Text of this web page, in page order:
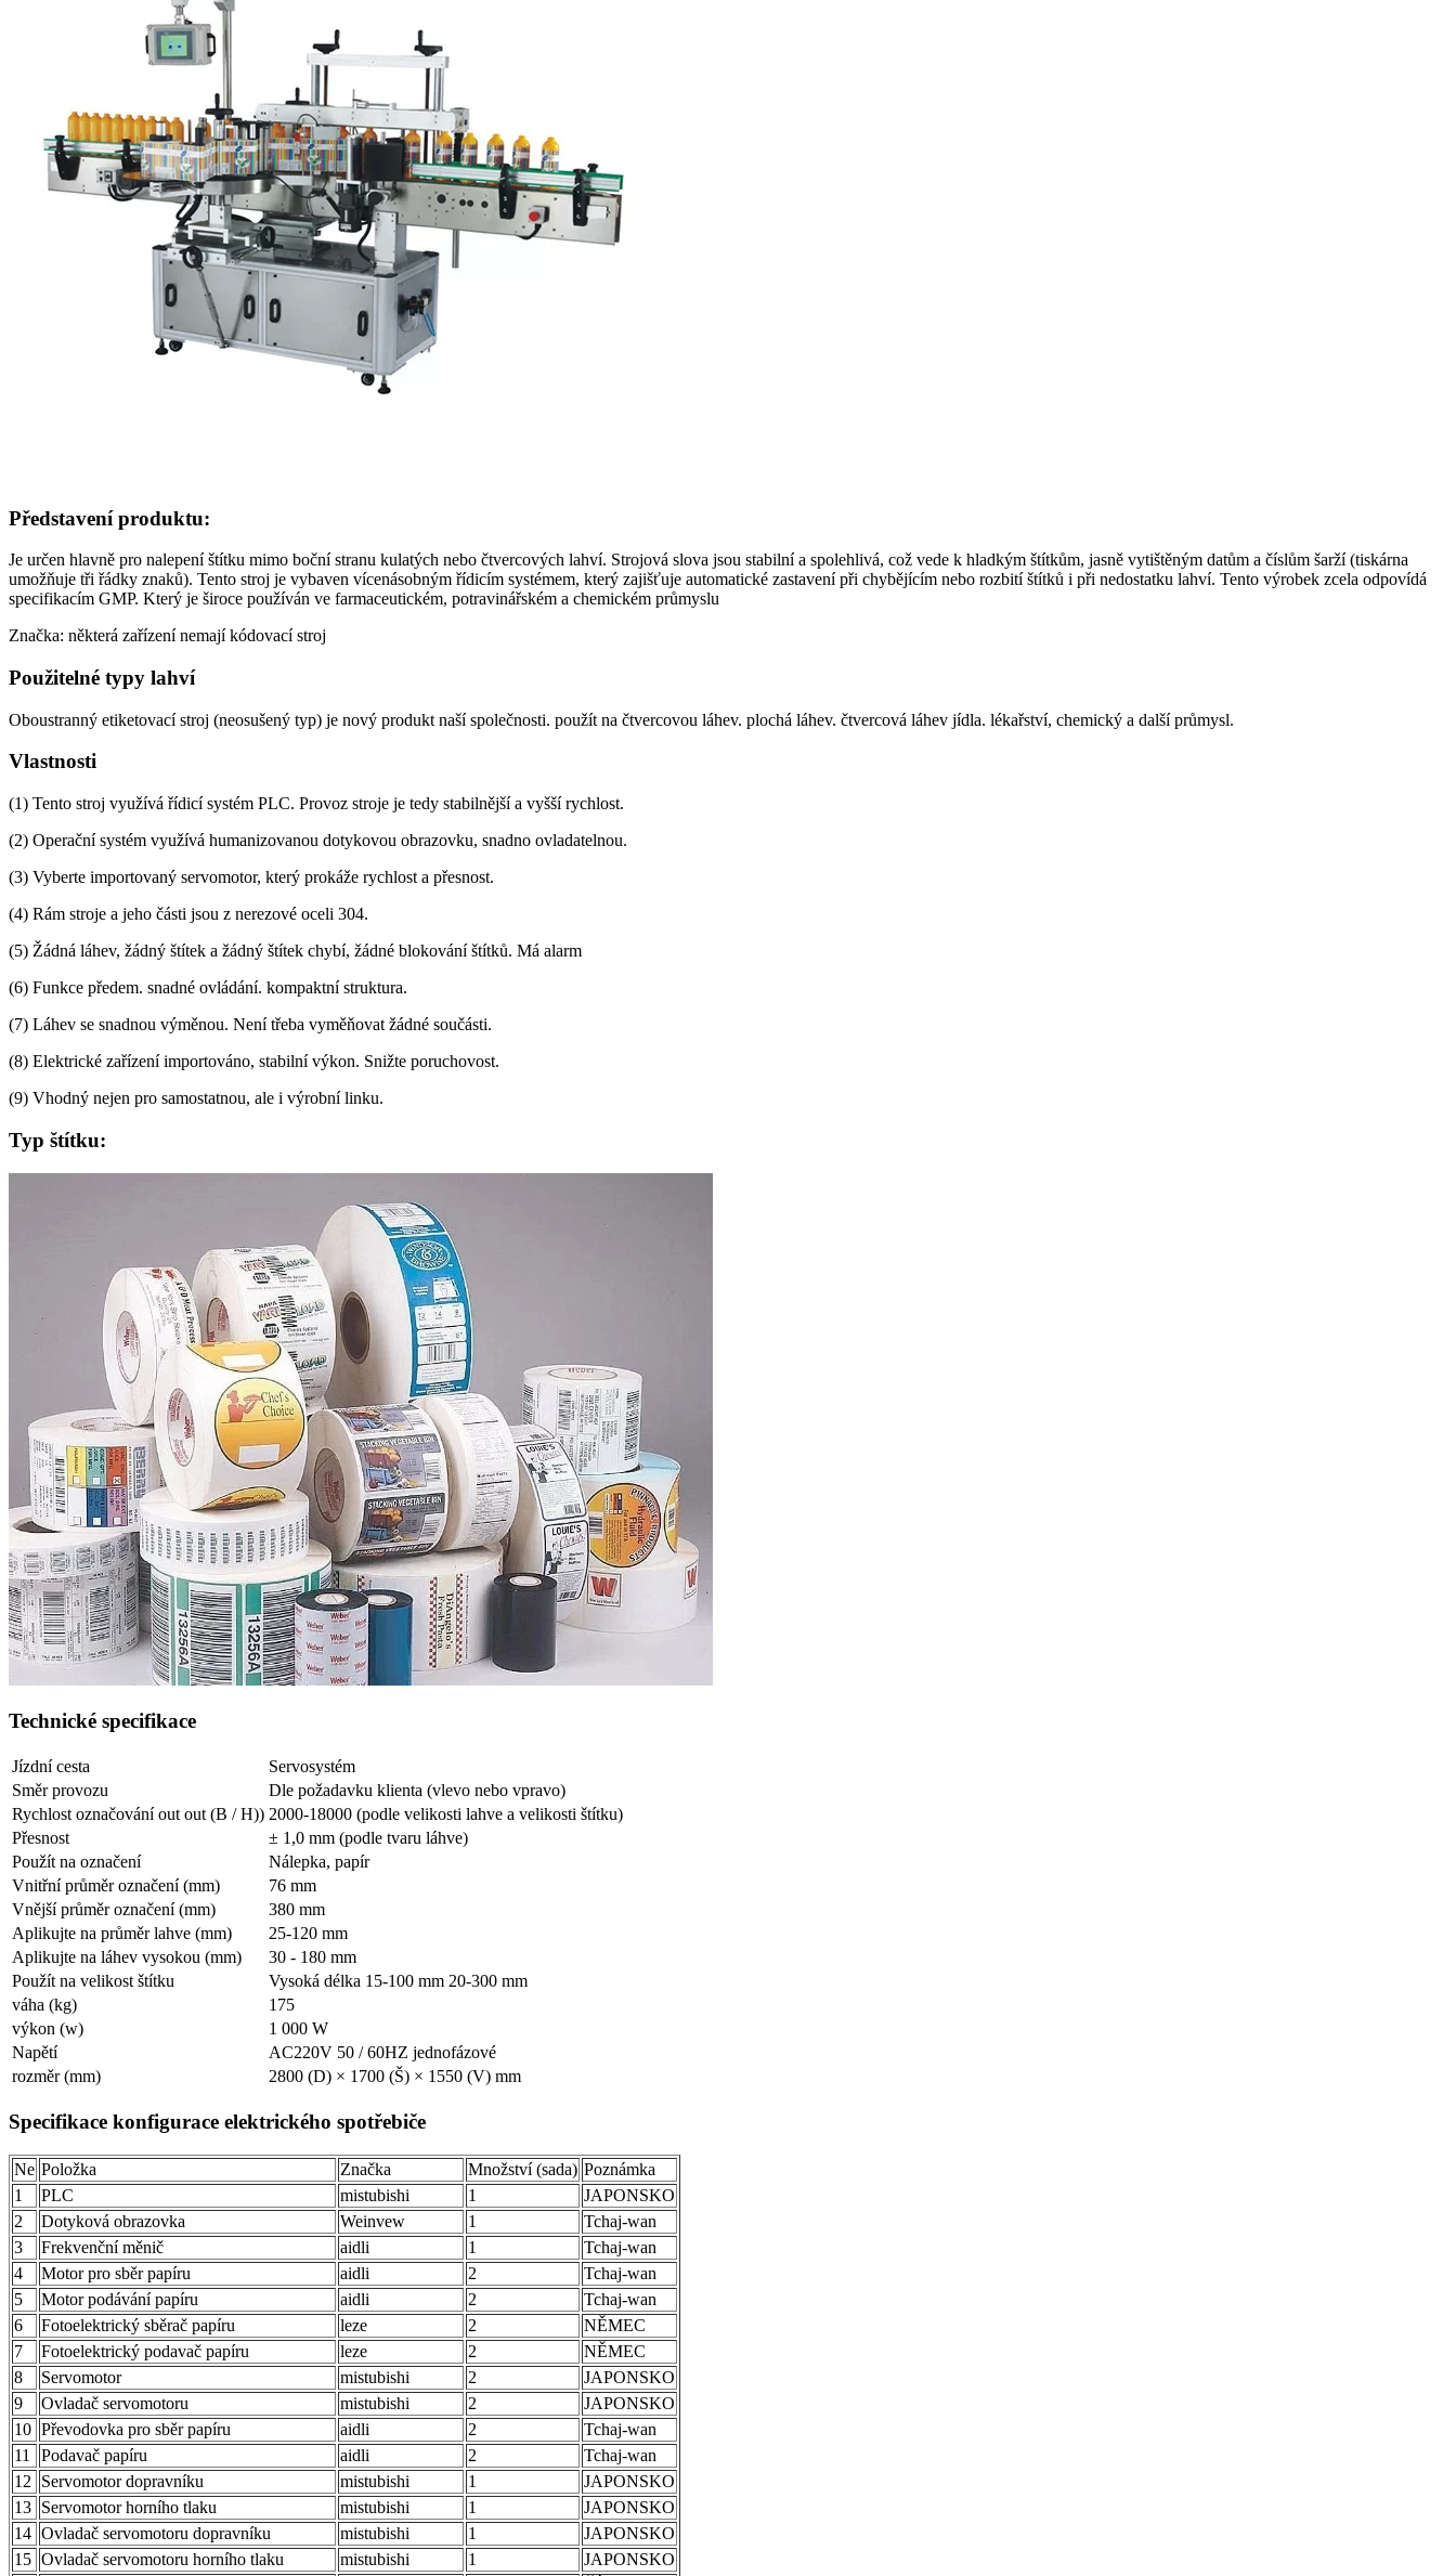
Představení produktu:
Je určen hlavně pro nalepení štítku mimo boční stranu kulatých nebo čtvercových lahví. Strojová slova jsou stabilní a spolehlivá, což vede k hladkým štítkům, jasně vytištěným datům a číslům šarží (tiskárna
umožňuje tři řádky znaků). Tento stroj je vybaven vícenásobným řídicím systémem, který zajišťuje automatické zastavení při chybějícím nebo rozbití štítků i při nedostatku lahví. Tento výrobek zcela odpovídá
specifikacím GMP. Který je široce používán ve farmaceutickém, potravinářském a chemickém průmyslu
Značka: některá zařízení nemají kódovací stroj
Použitelné typy lahví
Oboustranný etiketovací stroj (neosušený typ) je nový produkt naší společnosti. použít na čtvercovou láhev. plochá láhev. čtvercová láhev jídla. lékařství, chemický a další průmysl.
Vlastnosti
(1) Tento stroj využívá řídicí systém PLC. Provoz stroje je tedy stabilnější a vyšší rychlost.
(2) Operační systém využívá humanizovanou dotykovou obrazovku, snadno ovladatelnou.
(3) Vyberte importovaný servomotor, který prokáže rychlost a přesnost.
(4) Rám stroje a jeho části jsou z nerezové oceli 304.
(5) Žádná láhev, žádný štítek a žádný štítek chybí, žádné blokování štítků. Má alarm
(6) Funkce předem. snadné ovládání. kompaktní struktura.
(7) Láhev se snadnou výměnou. Není třeba vyměňovat žádné součásti.
(8) Elektrické zařízení importováno, stabilní výkon. Snižte poruchovost.
(9) Vhodný nejen pro samostatnou, ale i výrobní linku.
Typ štítku:
Technické specifikace
Jízdní cesta
Servosystém
Směr provozu
Dle požadavku klienta (vlevo nebo vpravo)
Rychlost označování out out (B / H)) 2000-18000 (podle velikosti lahve a velikosti štítku)
Přesnost
± 1,0 mm (podle tvaru láhve)
Použít na označení
Nálepka, papír
Vnitřní průměr označení (mm)
76 mm
Vnější průměr označení (mm)
380 mm
Aplikujte na průměr lahve (mm)
25-120 mm
Aplikujte na láhev vysokou (mm)
30 - 180 mm
Použít na velikost štítku
Vysoká délka 15-100 mm 20-300 mm
váha (kg)
175
výkon (w)
1 000 W
Napětí
AC220V 50 / 60HZ jednofázové
rozměr (mm)
2800 (D) × 1700 (Š) × 1550 (V) mm
Specifikace konfigurace elektrického spotřebiče
Ne Položka Značka Množství (sada) Poznámka
1
PLC mistubishi 1
JAPONSKO
2
Dotyková obrazovka Weinvew 1
Tchaj-wan
3
Frekvenční měnič aidli 1
Tchaj-wan
4
Motor pro sběr papíru aidli 2
Tchaj-wan
5
Motor podávání papíru aidli 2
Tchaj-wan
6
Fotoelektrický sběrač papíru leze 2
NĚMEC
7
Fotoelektrický podavač papíru leze 2
NĚMEC
8
Servomotor mistubishi 2
JAPONSKO
9
Ovladač servomotoru mistubishi 2
JAPONSKO
10 Převodovka pro sběr papíru aidli 2
Tchaj-wan
11
Podavač papíru aidli 2
Tchaj-wan
12
Servomotor dopravníku mistubishi 1
JAPONSKO
13 Servomotor horního tlaku mistubishi 1
JAPONSKO
14 Ovladač servomotoru dopravníku mistubishi 1
JAPONSKO
15 Ovladač servomotoru horního tlaku mistubishi 1
JAPONSKO